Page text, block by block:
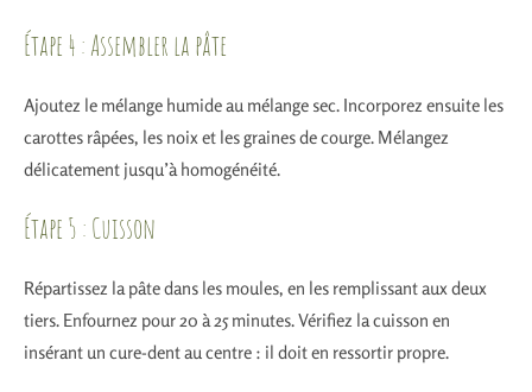
Étape 4 : Assembler la pâte
Ajoutez le mélange humide au mélange sec. Incorporez ensuite les
carottes râpées, les noix et les graines de courge. Mélangez
délicatement jusqu’à homogénéité.
Étape 5 : Cuisson
Répartissez la pâte dans les moules, en les remplissant aux deux
tiers. Enfournez pour 20 à 25 minutes. Vérifiez la cuisson en
insérant un cure-dent au centre : il doit en ressortir propre.